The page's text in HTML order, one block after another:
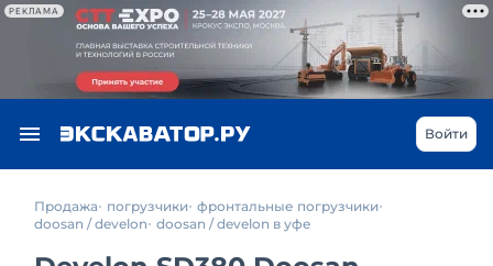
РЕКЛАМА
Войти
Продажа погрузчики фронтальные погрузчики
doosan / develon doosan / develon в уфе